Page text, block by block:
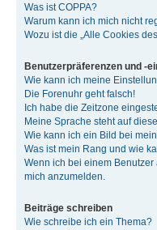
Was ist COPPA?
Warum kann ich mich nicht
Wozu ist die „Alle Cookies
Benutzerpräferenzen und -
Wie kann ich meine
Die Forenuhr geht falsch!
Ich habe die Zeitzone
Meine Sprache steht auf
Wie kann ich ein Bild bei
Was ist mein Rang und wie
Wenn ich bei einem
mich anzumelden.
Beiträge schreiben
Wie schreibe ich ein Thema?